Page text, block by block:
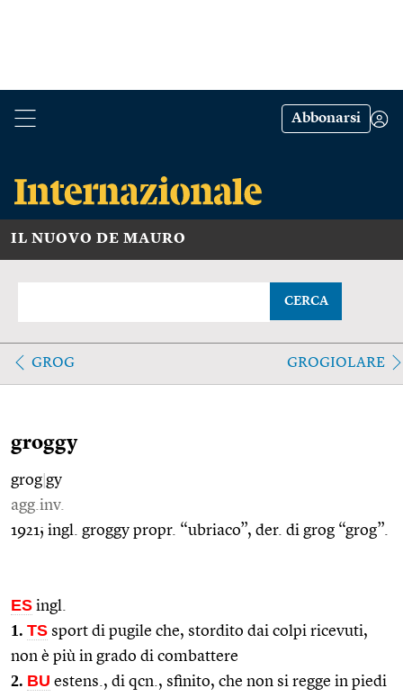
Abbonarsi
IL NUOVO DE MAURO
CERCA
GROG GROGIOLARE
groggy
grog gy
agg.inv.
1921; ingl. groggy propr. “ubriaco”, der. di grog “grog”.
ES ingl.
1. TS sport di pugile che, stordito dai colpi ricevuti,
non è più in grado di combattere
2. BU estens., di qcn., sfinito, che non si regge in piedi